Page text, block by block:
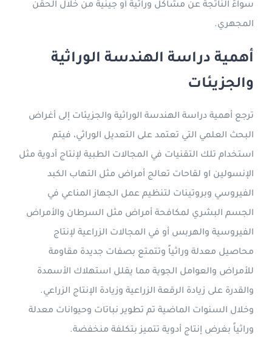
سواءً الناتجة عن مشاكل وراثية أو جينية من خلال الحقن
المجهري.
أهمية دراسة الهندسة الوراثية
والجزيئات
ترجع أهمية دراسة الهندسة الوراثية والجزيئات إلى أغراض
البحث العلمي التي تعتمد على التعديل الوراثي، فيتم
استخدام تلك التقنيات في المجالات الطبية لإنتاج أدوية مثل
الإنسولين او لقاحات تعالج أمراض مثل التهاب الكبد
الفيروسي وبروتينات لتنظيم عمل الجهاز المناعي في
الجسم البشري لمكافحة أمراض مثل السرطان والأمراض
الفيروسية والهربس أو في المجالات الزراعية لإنتاج
محاصيل معدلة وراثياً وتتمتع بصفات جديدة مقاومة
للأمراض والعوامل الجوية مما يقلل استهلاك الأسمدة
والقدرة على زيادة الرقعة الزراعية وزيادة الإنتاج الزراعي.
وخلال السنوات الماضية تم تطوير نباتات وحيوانات معدلة
وراثياً بغرض إنتاج أدوية تتميز بتكلفة منخفضة.